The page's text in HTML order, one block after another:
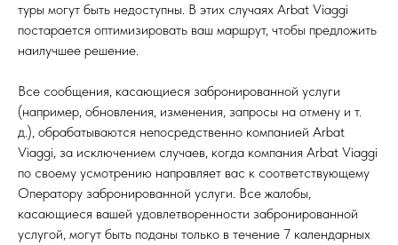
туры могут быть недоступны. В этих случаях Arbat Viaggi
постарается оптимизировать ваш маршрут, чтобы предложить
наилучшее решение.
Все сообщения, касающиеся забронированной услуги
(например, обновления, изменения, запросы на отмену и т.
д.), обрабатываются непосредственно компанией Arbat
Viaggi, за исключением случаев, когда компания Arbat Viaggi
по своему усмотрению направляет вас к соответствующему
Оператору забронированной услуги. Все жалобы,
касающиеся вашей удовлетворенности забронированной
услугой, могут быть поданы только в течение 7 календарных